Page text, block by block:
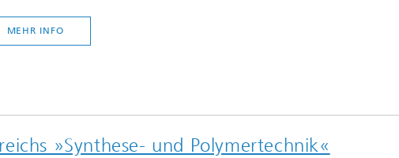
MEHR INFO
»Synthese- und Polymertechnik«